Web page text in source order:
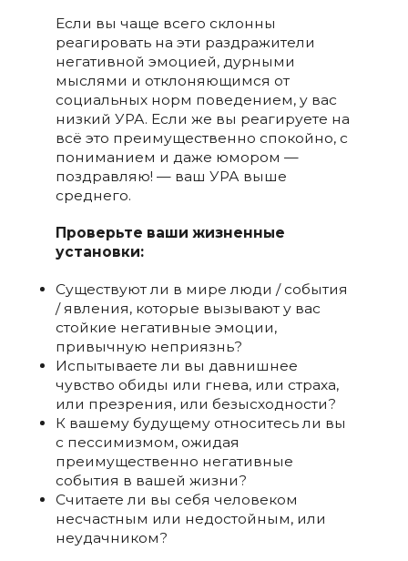
Если вы чаще всего склонны
реагировать на эти раздражители
негативной эмоцией, дурными
мыслями и отклоняющимся от
социальных норм поведением, у вас
низкий УРА. Если же вы реагируете на
всё это преимущественно спокойно, с
пониманием и даже юмором —
поздравляю! — ваш УРА выше
среднего.
Проверьте ваши жизненные
установки:
Существуют ли в мире люди / события
/ явления, которые вызывают у вас
стойкие негативные эмоции,
привычную неприязнь?
Испытываете ли вы давнишнее
чувство обиды или гнева, или страха,
или презрения, или безысходности?
К вашему будущему относитесь ли вы
с пессимизмом, ожидая
преимущественно негативные
события в вашей жизни?
Считаете ли вы себя человеком
несчастным или недостойным, или
неудачником?